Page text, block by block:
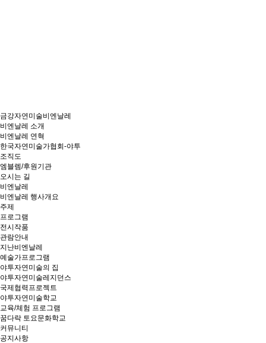
금강자연미술비엔날레
비엔날레 소개
비엔날레 연혁
한국자연미술가협회-야투
조직도
엠블렘/후원기관
오시는 길
비엔날레
비엔날레 행사개요
주제
프로그램
전시작품
관람안내
지난비엔날레
예술가프로그램
야투자연미술의 집
야투자연미술레지던스
국제협력프로젝트
야투자연미술학교
교육/체험 프로그램
꿈다락 토요문화학교
커뮤니티
공지사항